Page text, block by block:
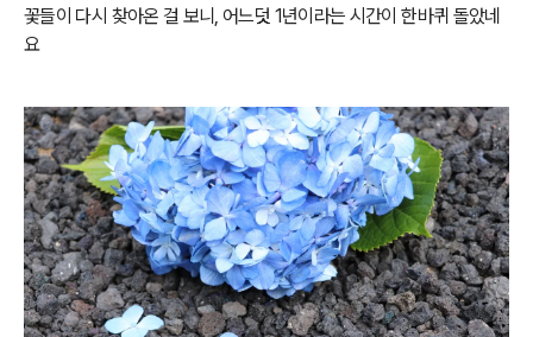
꽃들이 다시 찾아온 걸 보니, 어느덧 1년이라는 시간이 한바퀴 돌았네
요